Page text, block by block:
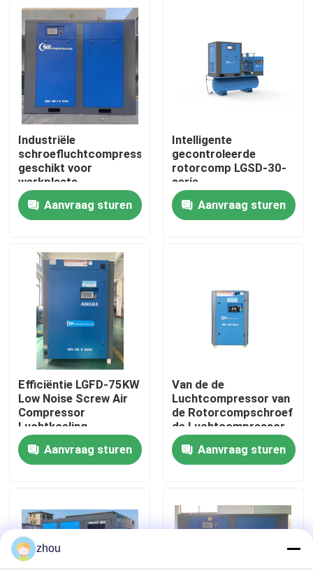
Huis
Producten
Videos
Ongeveer ons
Fabrieksreis
Kwaliteitscontrole
Contacteer ons
Gevallen
Verzoek om een Citaat
Industriële
schroefluchtcompressor
geschikt voor
werkplaats
Aanvraag sturen
Intelligente
gecontroleerde
rotorcomp LGSD-30-
serie
Energiebesparende
roterende
luchtschroefcompressor
Aanvraag sturen
Efficiëntie LGFD-75KW
Low Noise Screw Air
Compressor
Luchtkoeling
Aanvraag sturen
Van de de
Luchtcompressor van
de Rotorcompschroef
de Luchtcompressor
Met motor voor
Gesmeerde Olie
Aanvraag sturen
zhou